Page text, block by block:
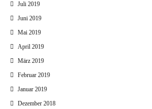
Juli 2019
Juni 2019
Mai 2019
April 2019
März 2019
Februar 2019
Januar 2019
Dezember 2018